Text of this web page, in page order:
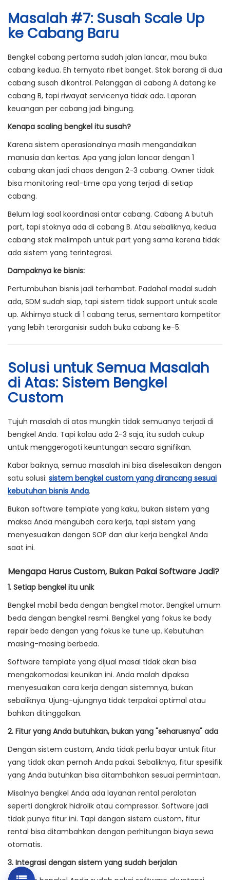
Masalah #7: Susah Scale Up
ke Cabang Baru
Bengkel cabang pertama sudah jalan lancar, mau buka
cabang kedua. Eh ternyata ribet banget. Stok barang di dua
cabang susah dikontrol. Pelanggan di cabang A datang ke
cabang B, tapi riwayat servicenya tidak ada. Laporan
keuangan per cabang jadi bingung.
Kenapa scaling bengkel itu susah?
Karena sistem operasionalnya masih mengandalkan
manusia dan kertas. Apa yang jalan lancar dengan 1
cabang akan jadi chaos dengan 2-3 cabang. Owner tidak
bisa monitoring real-time apa yang terjadi di setiap
cabang.
Belum lagi soal koordinasi antar cabang. Cabang A butuh
part, tapi stoknya ada di cabang B. Atau sebaliknya, kedua
cabang stok melimpah untuk part yang sama karena tidak
ada sistem yang terintegrasi.
Dampaknya ke bisnis:
Pertumbuhan bisnis jadi terhambat. Padahal modal sudah
ada, SDM sudah siap, tapi sistem tidak support untuk scale
up. Akhirnya stuck di 1 cabang terus, sementara kompetitor
yang lebih terorganisir sudah buka cabang ke-5.
Solusi untuk Semua Masalah
di Atas: Sistem Bengkel
Custom
Tujuh masalah di atas mungkin tidak semuanya terjadi di
bengkel Anda. Tapi kalau ada 2-3 saja, itu sudah cukup
untuk menggerogoti keuntungan secara signifikan.
Kabar baiknya, semua masalah ini bisa diselesaikan dengan
satu solusi: sistem bengkel custom yang dirancang sesuai
kebutuhan bisnis Anda.
Bukan software template yang kaku, bukan sistem yang
maksa Anda mengubah cara kerja, tapi sistem yang
menyesuaikan dengan SOP dan alur kerja bengkel Anda
saat ini.
Mengapa Harus Custom, Bukan Pakai Software Jadi?
1. Setiap bengkel itu unik
Bengkel mobil beda dengan bengkel motor. Bengkel umum
beda dengan bengkel resmi. Bengkel yang fokus ke body
repair beda dengan yang fokus ke tune up. Kebutuhan
masing-masing berbeda.
Software template yang dijual masal tidak akan bisa
mengakomodasi keunikan ini. Anda malah dipaksa
menyesuaikan cara kerja dengan sistemnya, bukan
sebaliknya. Ujung-ujungnya tidak terpakai optimal atau
bahkan ditinggalkan.
2. Fitur yang Anda butuhkan, bukan yang "seharusnya" ada
Dengan sistem custom, Anda tidak perlu bayar untuk fitur
yang tidak akan pernah Anda pakai. Sebaliknya, fitur spesifik
yang Anda butuhkan bisa ditambahkan sesuai permintaan.
Misalnya bengkel Anda ada layanan rental peralatan
seperti dongkrak hidrolik atau compressor. Software jadi
tidak punya fitur ini. Tapi dengan sistem custom, fitur
rental bisa ditambahkan dengan perhitungan biaya sewa
otomatis.
3. Integrasi dengan sistem yang sudah berjalan